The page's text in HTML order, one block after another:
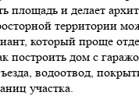
площадь и делает
территории
который проще
построить дом с
водоотвод,
участка.